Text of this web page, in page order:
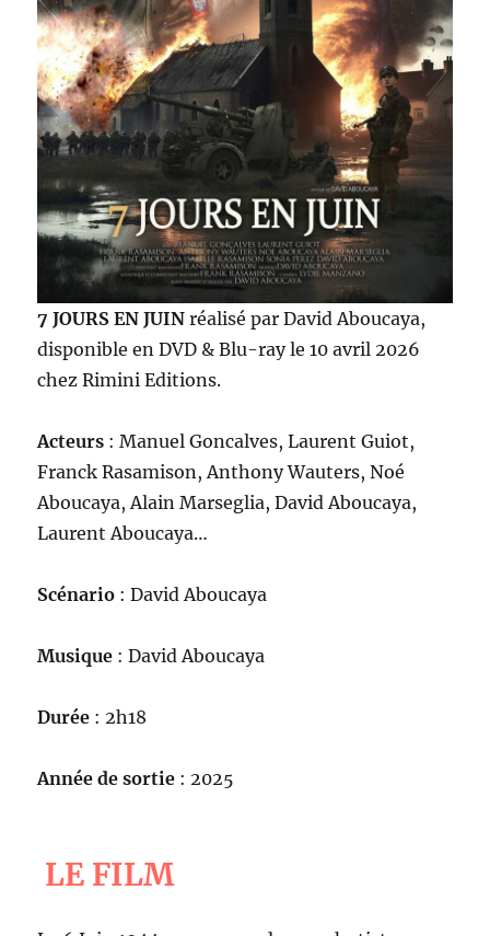
7 JOURS EN JUINréalisé par David Aboucaya,
disponible en DVD & Blu-ray le 10 avril 2026
chez Rimini Editions.
Acteurs : Manuel Goncalves, Laurent Guiot,
Franck Rasamison, Anthony Wauters, Noé
Aboucaya, Alain Marseglia, David Aboucaya,
Laurent Aboucaya…
Scénario : David Aboucaya
Musique : David Aboucaya
Durée : 2h18
Année de sortie : 2025
LE FILM